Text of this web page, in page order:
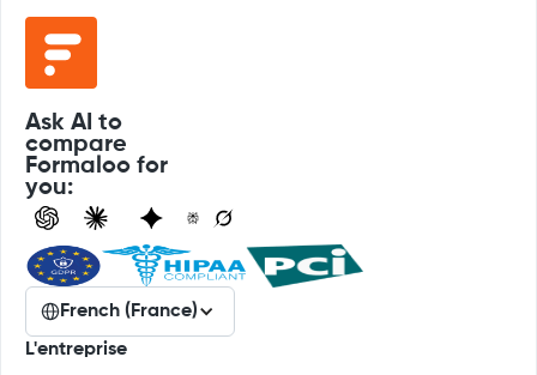
Ask AI to
compare
Formaloo for
you:
French (France)
L'entreprise